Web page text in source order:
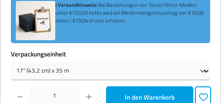
ℹ Versandhinweis:Bei Bestellungen von Tecco/Ilford-Medien
unter €120,00 netto wird ein Mindermengenzuschlag von €16,00
netto / €19,04 brutto erhoben.
Verpackungseinheitauswählen
Produkt Anzahl: Gib den gewünschten Wert ein oder benutze die Schaltflächen um die Anzahl zu
In den Warenkorb